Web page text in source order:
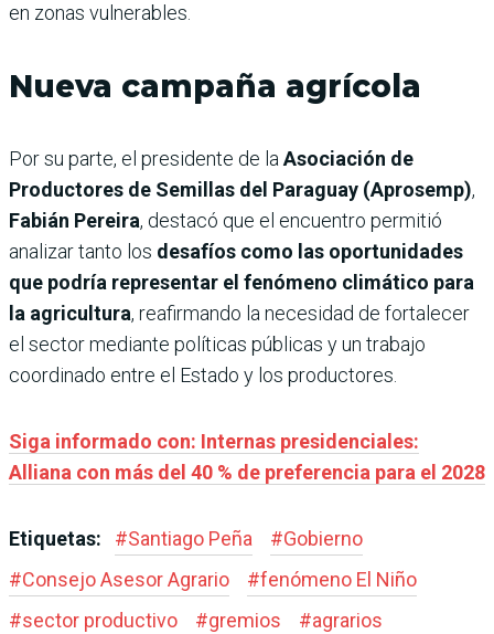
en zonas vulnerables.
Nueva campaña agrícola
Por su parte, el presidente de la Asociación de
Productores de Semillas del Paraguay (Aprosemp),
Fabián Pereira, destacó que el encuentro permitió
analizar tanto los desafíos como las oportunidades
que podría representar el fenómeno climático para
la agricultura, reafirmando la necesidad de fortalecer
el sector mediante políticas públicas y un trabajo
coordinado entre el Estado y los productores.
Siga informado con: Internas presidenciales:
Alliana con más del 40 % de preferencia para el 2028
Etiquetas: #Santiago Peña #Gobierno
#Consejo Asesor Agrario #fenómeno El Niño
#sector productivo #gremios #agrarios